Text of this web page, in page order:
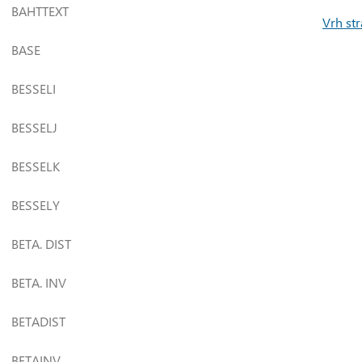
BAHTTEXT
BASE
BESSELI
BESSELJ
BESSELK
BESSELY
BETA. DIST
BETA. INV
BETADIST
Vrh